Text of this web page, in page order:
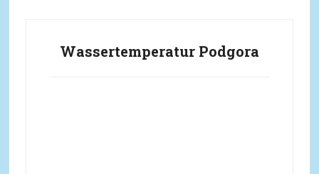
Wassertemperatur Podgora